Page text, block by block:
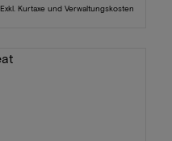
Exkl. Kurtaxe und Verwaltungskosten